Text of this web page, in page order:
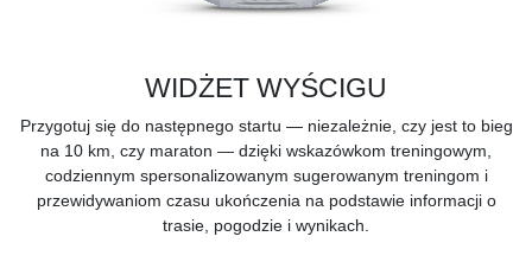
WIDŻET WYŚCIGU
Przygotuj się do następnego startu — niezależnie, czy jest to bieg
na 10 km, czy maraton — dzięki wskazówkom treningowym,
codziennym spersonalizowanym sugerowanym treningom i
przewidywaniom czasu ukończenia na podstawie informacji o
trasie, pogodzie i wynikach.